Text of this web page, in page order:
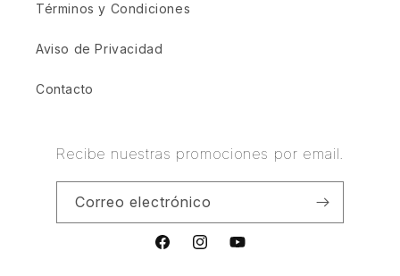
Términos y Condiciones
Aviso de Privacidad
Contacto
Recibe nuestras promociones por email.
Correo electrónico
FacebookInstagramYouTube